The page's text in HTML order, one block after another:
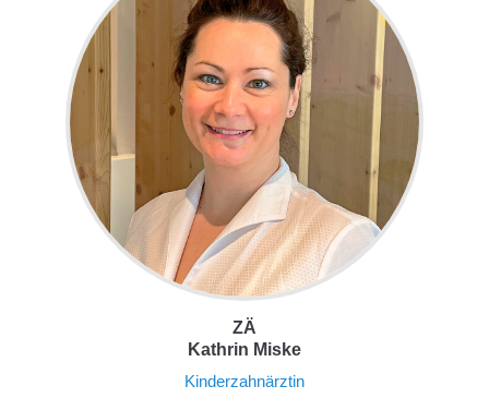
ZÄ
Kathrin Miske
Kinderzahnärztin